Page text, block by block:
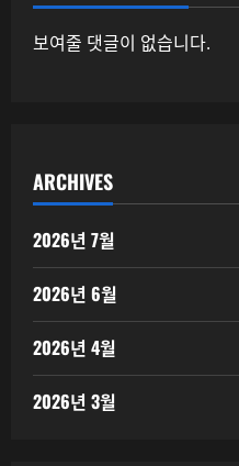
보여줄 댓글이 없습니다.
ARCHIVES
2026년 7월
2026년 6월
2026년 4월
2026년 3월